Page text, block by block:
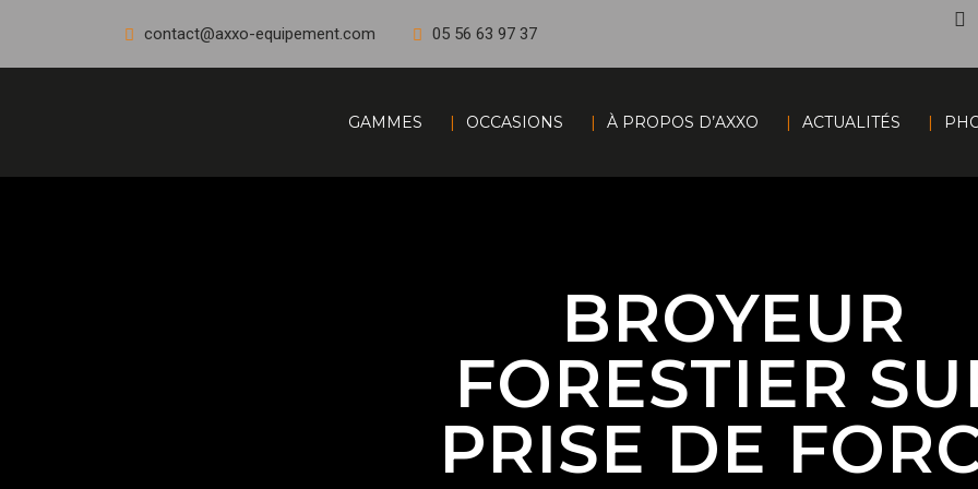
contact@axxo-equipement.com 05 56 63 97 37
GAMMES OCCASIONS À PROPOS D’AXXO ACTUALITÉS
BROYEUR
FORESTIER
PRISE DE